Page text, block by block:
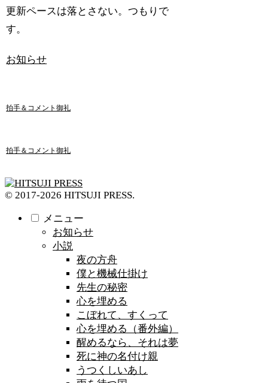
更新ペースは落とさない。つもりで
す。
お知らせ
拍手＆コメント御礼
拍手＆コメント御礼
© 2017-2026 HITSUJI PRESS.
メニュー
お知らせ
小説
夜の方舟
僕と機械仕掛け
先生の秘密
心を埋める
こぼれて、すくって
心を埋める（番外編）
醒めるなら、それは夢
死に神の名付け親
うつくしいあし